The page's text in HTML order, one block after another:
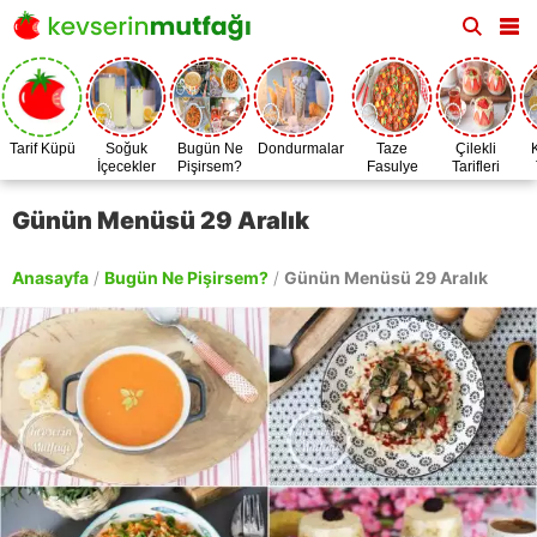
Tarif Küpü
Soğuk
İçecekler
Bugün Ne
Pişirsem?
Dondurmalar
Taze
Fasulye
Zamanı
Çilekli
Tarifleri
Günün Menüsü 29 Aralık
Anasayfa / Bugün Ne Pişirsem? / Günün Menüsü 29 Aralık